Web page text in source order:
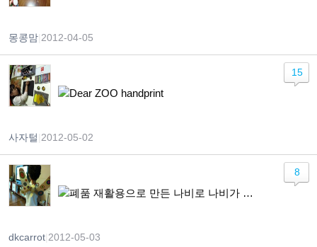
몽콩맘 2012-04-05
Dear ZOO handprint
사자털 2012-05-02
15
폐품 재활용으로 만든 나비로 나비가 되어 훨훨~
dkcarrot 2012-05-03
8